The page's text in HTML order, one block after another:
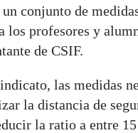
conjunto de
los profesores y
de CSIF.
las medidas
la distancia de
la ratio a entre